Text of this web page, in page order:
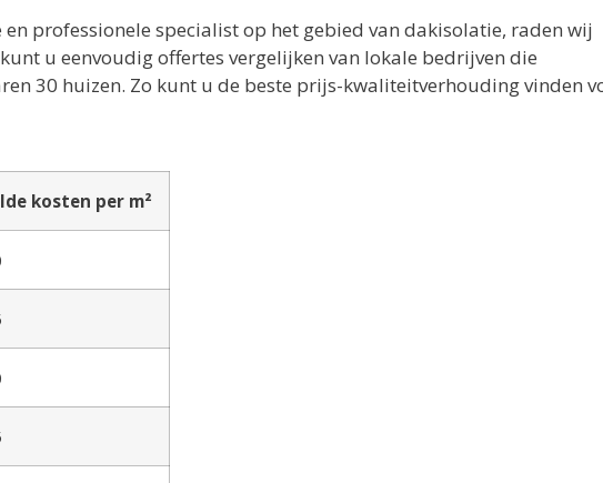
professionele specialist op het gebied van dakisolatie, raden wij
u eenvoudig offertes vergelijken van lokale bedrijven die
30 huizen. Zo kunt u de beste prijs-kwaliteitverhouding vinden
kosten per m²